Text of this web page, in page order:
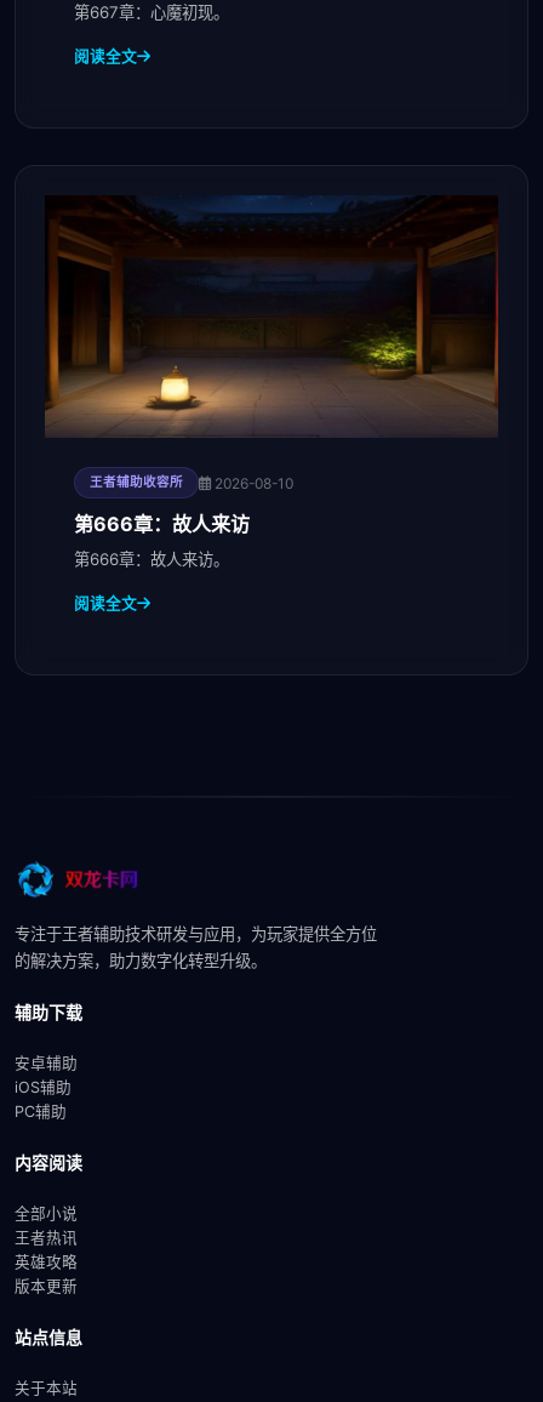
第667章：心魔初现。
阅读全文
王者辅助收容所 2026-08-10
第666章：故人来访
第666章：故人来访。
阅读全文
专注于王者辅助技术研发与应用，为玩家提供全方位
的解决方案，助力数字化转型升级。
辅助下载
安卓辅助
iOS辅助
PC辅助
内容阅读
全部小说
王者热讯
英雄攻略
版本更新
站点信息
关于本站